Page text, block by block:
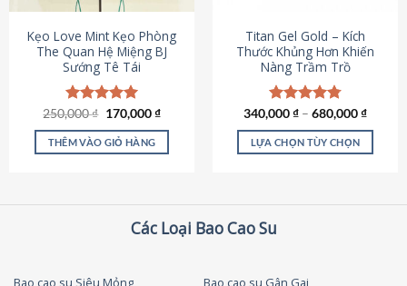
chọn
trên
trang
sản
phẩm
Kẹo Love Mint Kẹo Phòng
The Quan Hệ Miệng BJ
Sướng Tê Tái
Được xếp
hạng5.00
5 sao
250,000₫ Giá
là:
250,000 ₫.
170,000₫Giá
tại
THÊM VÀO GIỎ HÀNG
Titan Gel Gold – Kích
Thước Khủng Hơn Khiến
Nàng Trầm Trồ
Được xếp
hạng4.79
5 sao
340,000₫ – 680,000₫
LỰA CHỌN TÙY CHỌN
thể.
Các Loại Bao Cao Su
Bao cao su Siêu Mỏng
Bao cao su Gân Gai